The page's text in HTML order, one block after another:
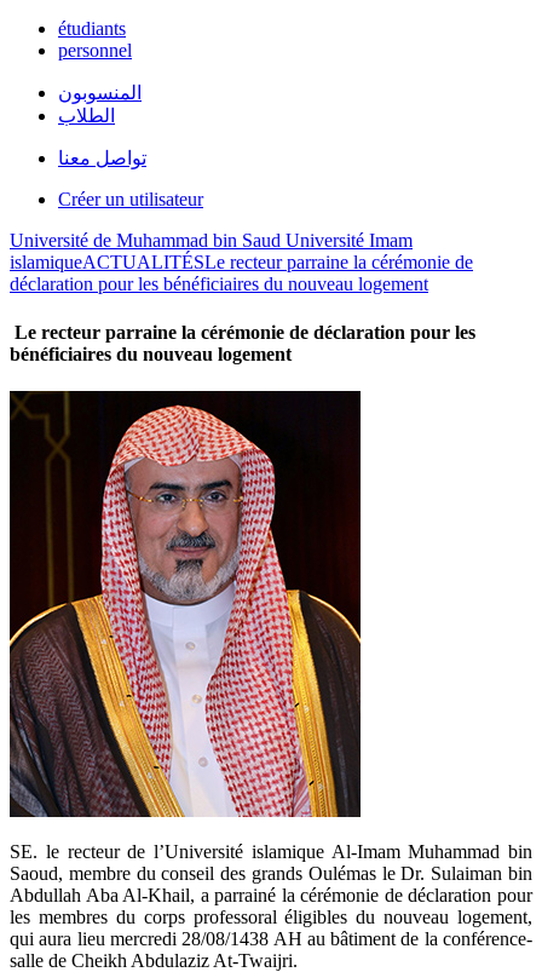
étudiants
personnel
المنسوبون
الطلاب
تواصل معنا
Créer un utilisateur
Université de Muhammad bin Saud Université Imam
islamiqueACTUALITÉSLe recteur parraine la cérémonie de
déclaration pour les bénéficiaires du nouveau logement
Le recteur parraine la cérémonie de déclaration pour les
bénéficiaires du nouveau logement
​SE. le recteur de l’Université islamique Al-Imam Muhammad bin
Saoud, membre du conseil des grands Oulémas le Dr. Sulaiman bin
Abdullah Aba Al-Khail, a parrainé la cérémonie de déclaration pour
les membres du corps professoral éligibles du nouveau logement,
qui aura lieu mercredi 28/08/1438 AH au bâtiment de la conférence-
salle de Cheikh Abdulaziz At-Twaijri.